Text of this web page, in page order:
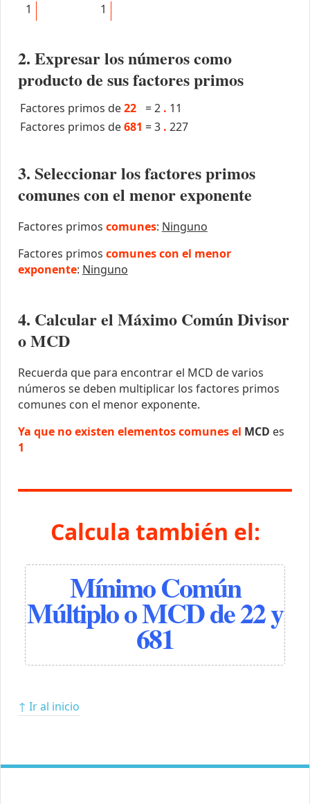
1
1
2. Expresar los números como
producto de sus factores primos
Factores primos de22 =2 . 11
Factores primos de681 =3 . 227
3. Seleccionar los factores primos
comunes con el menor exponente
Factores primos comunes: Ninguno
Factores primos comunes con el menor
exponente: Ninguno
4. Calcular el Máximo Común Divisor
o MCD
Recuerda que para encontrar el MCD de varios
números se deben multiplicar los factores primos
comunes con el menor exponente.
Ya que no existen elementos comunes el MCD es
1
Calcula también el:
Mínimo Común
Múltiplo o MCD de 22 y
681
↑ Ir al inicio